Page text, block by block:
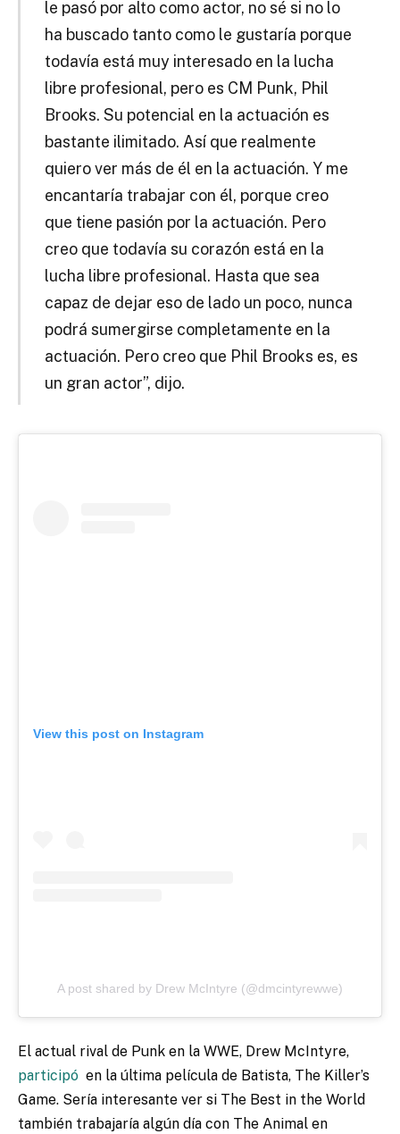
le pasó por alto como actor, no sé si no lo
ha buscado tanto como le gustaría porque
todavía está muy interesado en la lucha
libre profesional, pero es CM Punk, Phil
Brooks. Su potencial en la actuación es
bastante ilimitado. Así que realmente
quiero ver más de él en la actuación. Y me
encantaría trabajar con él, porque creo
que tiene pasión por la actuación. Pero
creo que todavía su corazón está en la
lucha libre profesional. Hasta que sea
capaz de dejar eso de lado un poco, nunca
podrá sumergirse completamente en la
actuación. Pero creo que Phil Brooks es, es
un gran actor”, dijo.
View this post on Instagram
A post shared by Drew McIntyre (@dmcintyrewwe)
El actual rival de Punk en la WWE, Drew McIntyre,
participó en la última película de Batista, The Killer’s
Game. Sería interesante ver si The Best in the World
también trabajaría algún día con The Animal en